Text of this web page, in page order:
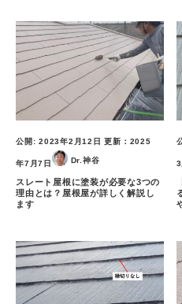
公開: 2023年2月12日 更新： 2025
年7月7日 Dr.神谷
スレート屋根に塗装が必要な3つの
理由とは？屋根屋が詳しく解説し
ます